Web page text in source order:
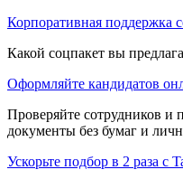
Корпоративная поддержка
Какой соцпакет вы
Оформляйте кандидатов
Проверяйте сотрудников и
документы без бумаг и
Ускорьте подбор в 2 раза с